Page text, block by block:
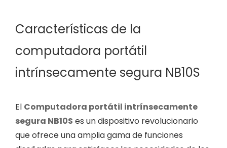
Características de la
computadora portátil
intrínsecamente segura NB10S
El Computadora portátil intrínsecamente
segura NB10S es un dispositivo revolucionario
que ofrece una amplia gama de funciones